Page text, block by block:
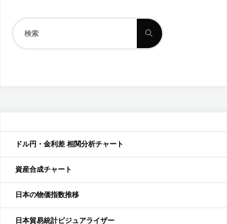
検
ドル円・金利差 相関分析チャート
資産合成チャート
日本の物価指数推移
日本貿易統計ビジュアライザー